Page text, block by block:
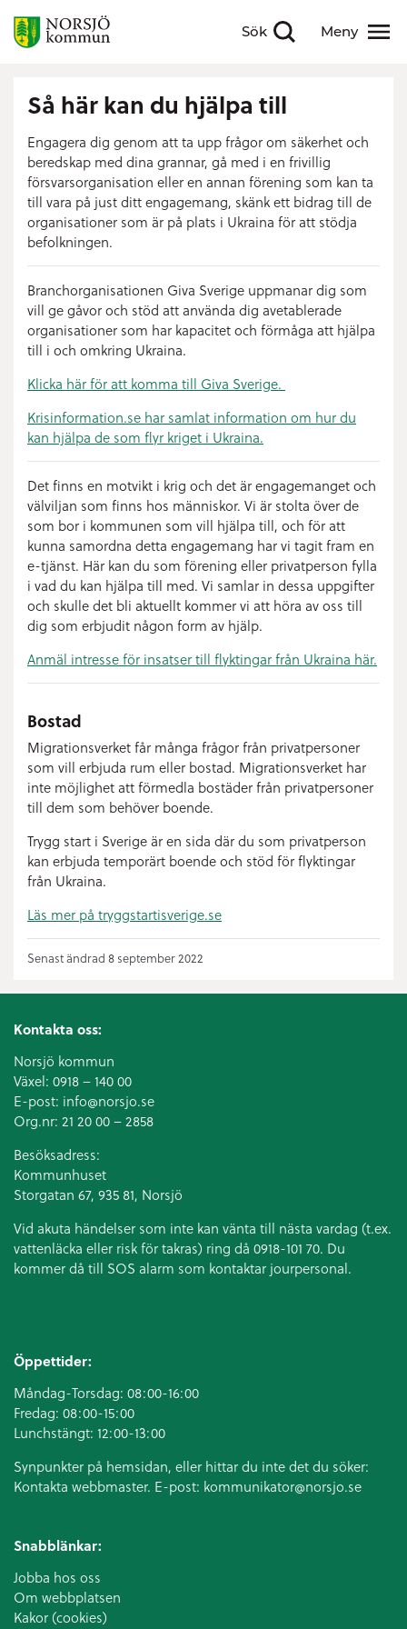
Sök
Visa sökfält Meny
Visa meny
Så här kan du hjälpa till
Engagera dig genom att ta upp frågor om säkerhet och
beredskap med dina grannar, gå med i en frivillig
försvarsorganisation eller en annan förening som kan ta
till vara på just ditt engagemang, skänk ett bidrag till de
organisationer som är på plats i Ukraina för att stödja
befolkningen.
Branchorganisationen Giva Sverige uppmanar dig som
vill ge gåvor och stöd att använda dig avetablerade
organisationer som har kapacitet och förmåga att hjälpa
till i och omkring Ukraina.
Klicka här för att komma till Giva Sverige.
Krisinformation.se har samlat information om hur du
kan hjälpa de som flyr kriget i Ukraina.
Det finns en motvikt i krig och det är engagemanget och
välviljan som finns hos människor. Vi är stolta över de
som bor i kommunen som vill hjälpa till, och för att
kunna samordna detta engagemang har vi tagit fram en
e-tjänst. Här kan du som förening eller privatperson fylla
i vad du kan hjälpa till med. Vi samlar in dessa uppgifter
och skulle det bli aktuellt kommer vi att höra av oss till
dig som erbjudit någon form av hjälp.
Anmäl intresse för insatser till flyktingar från Ukraina här.
Bostad
Migrationsverket får många frågor från privatpersoner
som vill erbjuda rum eller bostad. Migrationsverket har
inte möjlighet att förmedla bostäder från privatpersoner
till dem som behöver boende.
Trygg start i Sverige är en sida där du som privatperson
kan erbjuda temporärt boende och stöd för flyktingar
från Ukraina.
Läs mer på tryggstartisverige.se
Senast ändrad 8 september 2022
Kontakta oss:
Norsjö kommun
Växel: 0918 – 140 00
E-post: info@norsjo.se
Org.nr: 21 20 00 – 2858
Besöksadress:
Kommunhuset
Storgatan 67, 935 81, Norsjö
Vid akuta händelser som inte kan vänta till nästa vardag (t.ex.
vattenläcka eller risk för takras) ring då 0918-101 70. Du
kommer då till SOS alarm som kontaktar jourpersonal.
Öppettider:
Måndag-Torsdag: 08:00-16:00
Fredag: 08:00-15:00
Lunchstängt: 12:00-13:00
Synpunkter på hemsidan, eller hittar du inte det du söker:
Kontakta webbmaster. E-post: kommunikator@norsjo.se
Snabblänkar:
Jobba hos oss
Om webbplatsen
Kakor (cookies)